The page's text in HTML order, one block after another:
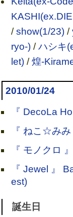
/show(1/23)/
ryo-)/ハシキ
let)/煌-
2010/01/24
『 DecoLa
『 ねこ☆み
『 モノクロ
『 Jewel 』
est)
誕生日